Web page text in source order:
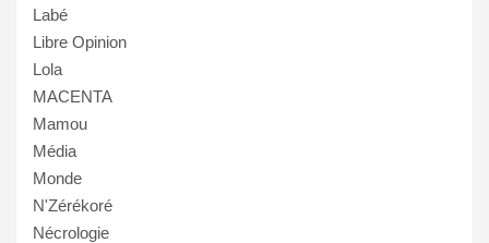
Labé
Libre Opinion
Lola
MACENTA
Mamou
Média
Monde
N'Zérékoré
Nécrologie